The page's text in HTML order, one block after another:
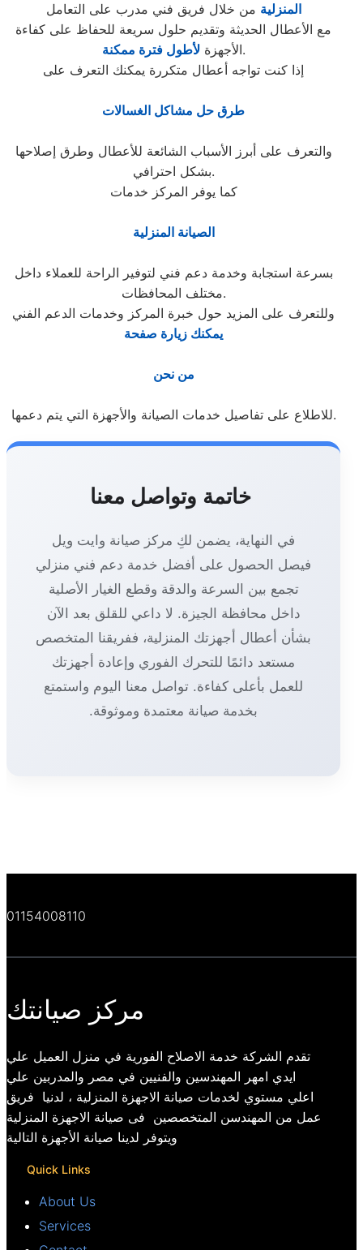
المنزلية من خلال فريق فني مدرب على التعامل
مع الأعطال الحديثة وتقديم حلول سريعة للحفاظ على كفاءة
الأجهزةلأطول فترة ممكنة
.
إذا كنت تواجه أعطال متكررة يمكنك التعرف على
طرق حل مشاكل الغسالات
والتعرف على أبرز الأسباب الشائعة للأعطال وطرق إصلاحها
بشكل احترافي.
كما يوفر المركز خدمات
الصيانة المنزلية
بسرعة استجابة وخدمة دعم فني لتوفير الراحة للعملاء داخل
مختلف المحافظات.
وللتعرف على المزيد حول خبرة المركز وخدمات الدعم الفني
يمكنك زيارة صفحة
من نحن
للاطلاع على تفاصيل خدمات الصيانة والأجهزة التي يتم دعمها.
خاتمة وتواصل معنا
في النهاية، يضمن لكِ مركز صيانة وايت ويل
فيصل الحصول على أفضل خدمة دعم فني منزلي
تجمع بين السرعة والدقة وقطع الغيار الأصلية
داخل محافظة الجيزة. لا داعي للقلق بعد الآن
بشأن أعطال أجهزتك المنزلية، ففريقنا المتخصص
مستعد دائمًا للتحرك الفوري وإعادة أجهزتك
للعمل بأعلى كفاءة. تواصل معنا اليوم واستمتع
بخدمة صيانة معتمدة وموثوقة.
01154008110
مركز صيانتك
تقدم الشركة خدمة الاصلاح الفورية في منزل العميل علي
ايدي امهر المهندسين والفنيين في مصر والمدربين علي
اعلي مستوي لخدمات صيانة الاجهزة المنزلية ، لدنيا فريق
عمل من المهندسن المتخصصين فى صيانة الاجهزة المنزلية
ويتوفر لدينا صيانة الأجهزة التالية
Quick Links
About Us
Services